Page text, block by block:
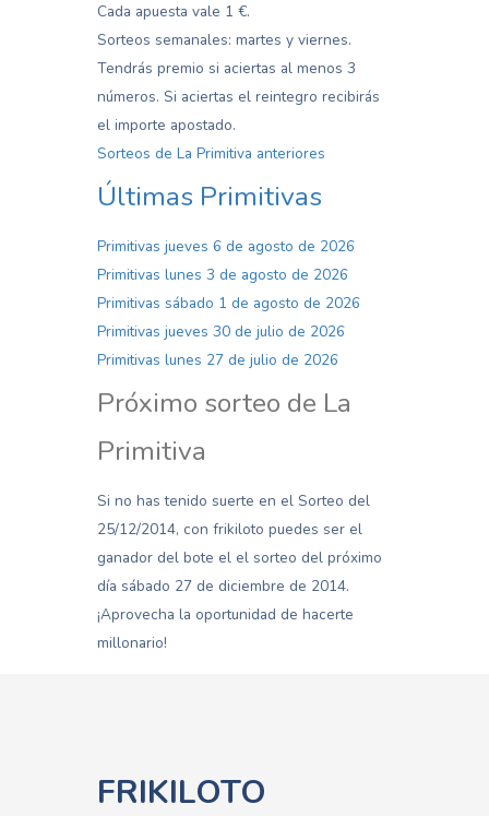
Cada apuesta vale 1 €.
Sorteos semanales: martes y viernes.
Tendrás premio si aciertas al menos 3
números. Si aciertas el reintegro recibirás
el importe apostado.
Sorteos de La Primitiva anteriores
Últimas Primitivas
Primitivas jueves 6 de agosto de 2026
Primitivas lunes 3 de agosto de 2026
Primitivas sábado 1 de agosto de 2026
Primitivas jueves 30 de julio de 2026
Primitivas lunes 27 de julio de 2026
Próximo sorteo de La
Primitiva
Si no has tenido suerte en el Sorteo del
25/12/2014, con frikiloto puedes ser el
ganador del bote el el sorteo del próximo
día sábado 27 de diciembre de 2014.
¡Aprovecha la oportunidad de hacerte
millonario!
FRIKILOTO